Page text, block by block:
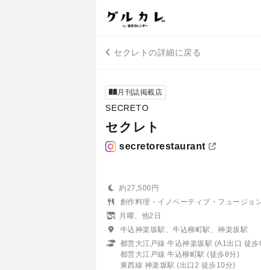
セクレトの詳細に戻る
月刊誌掲載店
SECRETO
セクレト
secretorestaurant
約27,500円
創作料理・イノベーティブ・フュージョ
月曜、他2日
牛込神楽坂駅、牛込柳町駅、神楽坂駅
都営大江戸線 牛込神楽坂駅 (A1出口 徒歩
都営大江戸線 牛込柳町駅 (徒歩8分)
東西線 神楽坂駅 (出口2 徒歩10分)